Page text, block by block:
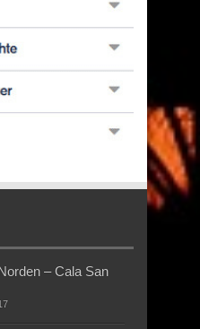
– Cala San